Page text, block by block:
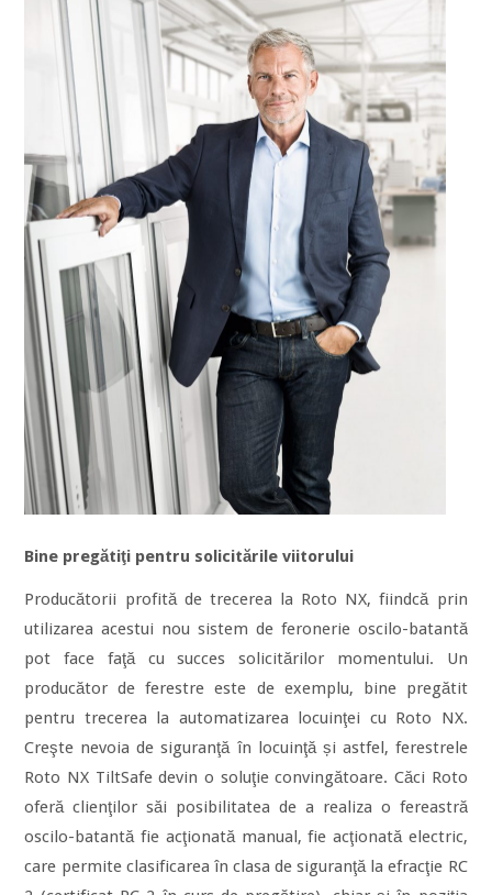
Bine pregătiţi pentru solicitările viitorului
Producătorii profită de trecerea la Roto NX, fiindcă prin
utilizarea acestui nou sistem de feronerie oscilo-batantă
pot face faţă cu succes solicitărilor momentului. Un
producător de ferestre este de exemplu, bine pregătit
pentru trecerea la automatizarea locuinţei cu Roto NX.
Creşte nevoia de siguranţă în locuinţă și astfel, ferestrele
Roto NX TiltSafe devin o soluţie convingătoare. Căci Roto
oferă clienţilor săi posibilitatea de a realiza o fereastră
oscilo-batantă fie acţionată manual, fie acţionată electric,
care permite clasificarea în clasa de siguranţă la efracţie RC